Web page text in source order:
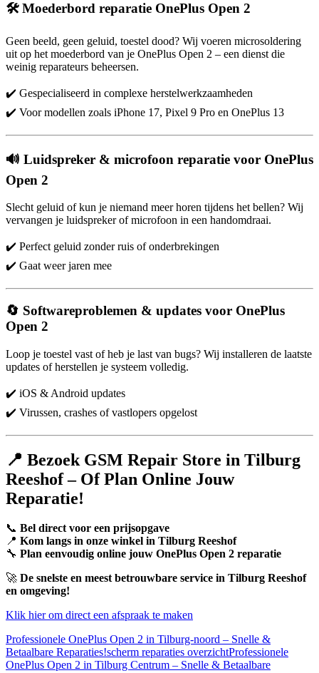
🛠️ Moederbord reparatie OnePlus Open 2
Geen beeld, geen geluid, toestel dood? Wij voeren microsoldering
uit op het moederbord van je OnePlus Open 2 – een dienst die
weinig reparateurs beheersen.
✔️ Gespecialiseerd in complexe herstelwerkzaamheden
✔️ Voor modellen zoals iPhone 17, Pixel 9 Pro en OnePlus 13
🔊 Luidspreker & microfoon reparatie voor OnePlus
Open 2
Slecht geluid of kun je niemand meer horen tijdens het bellen? Wij
vervangen je luidspreker of microfoon in een handomdraai.
✔️ Perfect geluid zonder ruis of onderbrekingen
✔️ Gaat weer jaren mee
🔄 Softwareproblemen & updates voor OnePlus
Open 2
Loop je toestel vast of heb je last van bugs? Wij installeren de laatste
updates of herstellen je systeem volledig.
✔️ iOS & Android updates
✔️ Virussen, crashes of vastlopers opgelost
📍 Bezoek GSM Repair Store in Tilburg
Reeshof – Of Plan Online Jouw
Reparatie!
📞 Bel direct voor een prijsopgave
📍 Kom langs in onze winkel in Tilburg Reeshof
🔧 Plan eenvoudig online jouw OnePlus Open 2 reparatie
🚀 De snelste en meest betrouwbare service in Tilburg Reeshof
en omgeving!
Klik hier om direct een afspraak te maken
Professionele OnePlus Open 2 in Tilburg-noord – Snelle &
Betaalbare Reparaties!scherm reparaties overzichtProfessionele
OnePlus Open 2 in Tilburg Centrum – Snelle & Betaalbare